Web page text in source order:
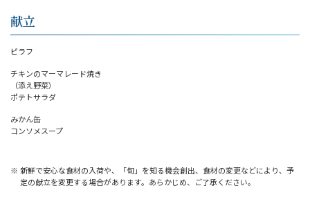
献立
ピラフ
チキンのマーマレード焼き
（添え野菜）
ポテトサラダ
みかん缶
コンソメスープ
新鮮で安心な食材の入荷や、「旬」を知る機会創出、食材の変更などにより、予
定の献立を変更する場合があります。あらかじめ、ご了承ください。